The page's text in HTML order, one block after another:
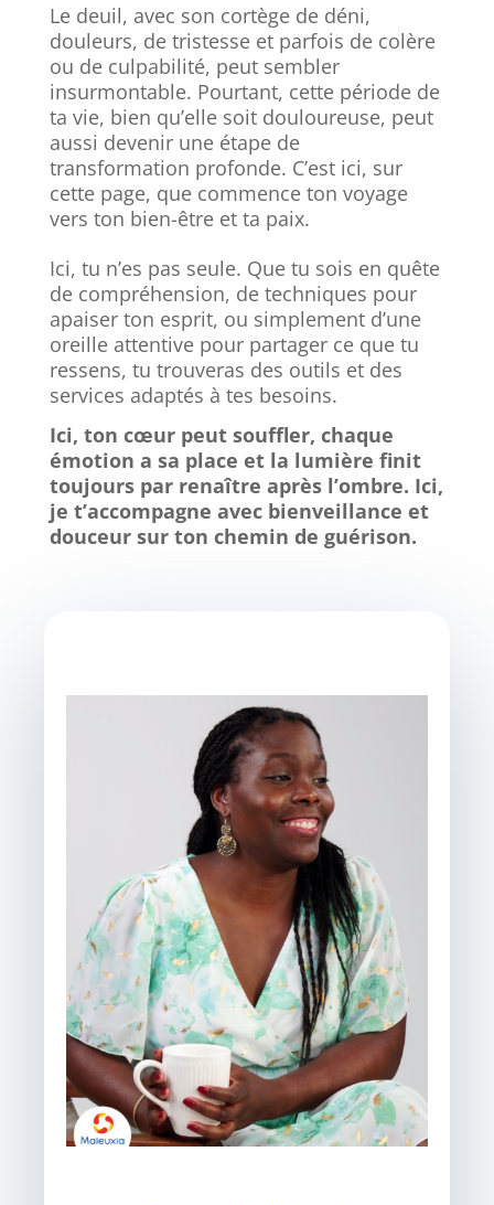
Le deuil, avec son cortège de déni,
douleurs, de tristesse et parfois de colère
ou de culpabilité, peut sembler
insurmontable. Pourtant, cette période de
ta vie, bien qu’elle soit douloureuse, peut
aussi devenir une étape de
transformation profonde. C’est ici, sur
cette page, que commence ton voyage
vers ton bien-être et ta paix.
Ici, tu n’es pas seule. Que tu sois en quête
de compréhension, de techniques pour
apaiser ton esprit, ou simplement d’une
oreille attentive pour partager ce que tu
ressens, tu trouveras des outils et des
services adaptés à tes besoins.
Ici, ton cœur peut souffler, chaque
émotion a sa place et la lumière finit
toujours par renaître après l’ombre. Ici,
je t’accompagne avec bienveillance et
douceur sur ton chemin de guérison.